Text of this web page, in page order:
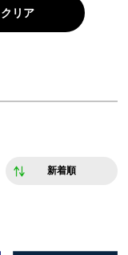
クリア
新着順